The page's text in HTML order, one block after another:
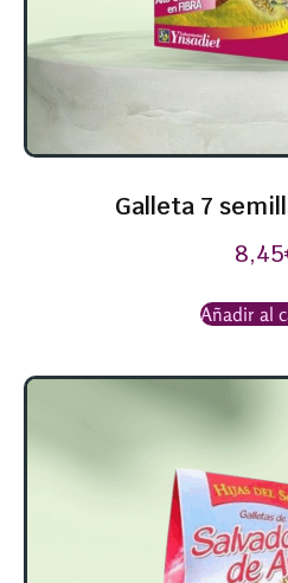
Galleta 7
8,45
Añadir al